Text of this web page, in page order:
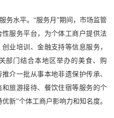
务水平。“服务月”期间，市场监管
服务平台，为个体工商户提供法
业培训、金融支持等信息服务，
部门结合本地区举办的美食、购
介一批从事本地非遗保护传承、
旅游接待、餐饮住宿等服务的个
新”个体工商户影响力和知名度。